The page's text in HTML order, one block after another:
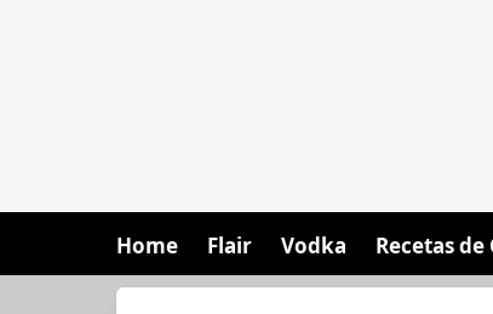
Home Flair Vodka Recetas de